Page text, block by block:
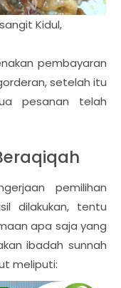
Kidul,
pembayaran
setelah itu
pesanan telah
pemilihan
dilakukan, tentu
apa saja yang
ibadah sunnah
meliputi: